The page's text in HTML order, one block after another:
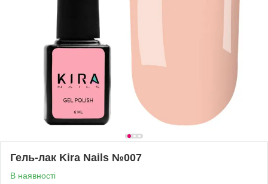
Гель-лак Kira Nails №007
В наявності